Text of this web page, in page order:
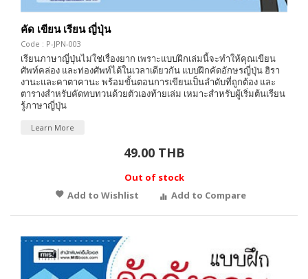
คัด เขียน เรียน ญี่ปุ่น
Code : P-JPN-003
เรียนภาษาญี่ปุ่นไม่ใช่เรื่องยาก เพราะแบบฝึกเล่มนี้จะทำให้คุณเขียน
ศัพท์คล่อง และท่องศัพท์ได้ในเวลาเดียวกัน แบบฝึกคัดอักษรญี่ปุ่น ฮิรา
งานะและคาตาคานะ พร้อมขั้นตอนการเขียนเป็นลำดับที่ถูกต้อง และ
ตารางสำหรับคัดทบทวนด้วยตัวเองท้ายเล่ม เหมาะสำหรับผู้เริ่มต้นเรียน
รู้ภาษาญี่ปุ่น
Learn More
49.00 THB
Out of stock
Add to Wishlist
Add to Compare